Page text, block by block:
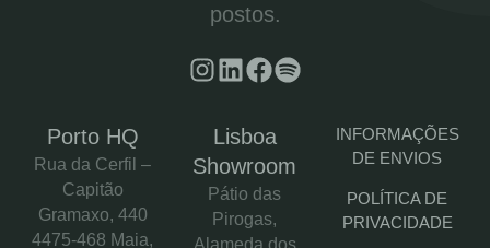
postos.
Porto HQ
Rua da Cerfil –
Capitão
Gramaxo, 440
4475-468 Maia,
Lisboa
Showroom
Pátio das
Pirogas,
Alameda dos
INFORMAÇÕES
DE ENVIOS
POLÍTICA DE
PRIVACIDADE